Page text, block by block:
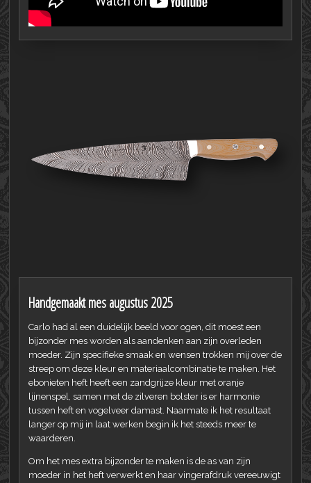
Handgemaakt mes augustus 2025
Carlo had al een duidelijk beeld voor ogen, dit moest een
bijzonder mes worden als aandenken aan zijn overleden
moeder. Zijn specifieke smaak en wensen trokken mij over de
streep om deze kleur en materiaalcombinatie te maken. Het
ebonieten heft heeft een zandgrijze kleur met oranje
lijnenspel, samen met de zilveren bolster is er harmonie
tussen heft en vogelveer damast. Naarmate ik het resultaat
langer op mij in laat werken begin ik het steeds meer te
waarderen.
Om het mes extra bijzonder te maken is de as van zijn
moeder in het heft verwerkt en haar vingerafdruk vereeuwigt